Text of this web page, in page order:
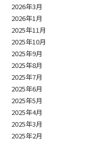
2026年3月
2026年1月
2025年11月
2025年10月
2025年9月
2025年8月
2025年7月
2025年6月
2025年5月
2025年4月
2025年3月
2025年2月